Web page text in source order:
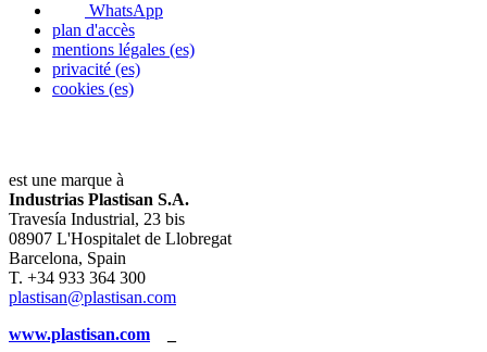
WhatsApp
plan d'accès
mentions légales (es)
privacité (es)
cookies (es)
est une marque à
Industrias Plastisan S.A.
Travesía Industrial, 23 bis
08907 L'Hospitalet de Llobregat
Barcelona, Spain
T. +34 933 364 300
plastisan@plastisan.com
www.plastisan.com